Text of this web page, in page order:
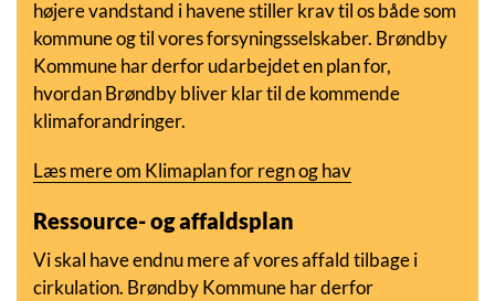
højere vandstand i havene stiller krav til os både som
kommune og til vores forsyningsselskaber. Brøndby
Kommune har derfor udarbejdet en plan for,
hvordan Brøndby bliver klar til de kommende
klimaforandringer.
Læs mere om Klimaplan for regn og hav
Ressource- og affaldsplan
Vi skal have endnu mere af vores affald tilbage i
cirkulation. Brøndby Kommune har derfor